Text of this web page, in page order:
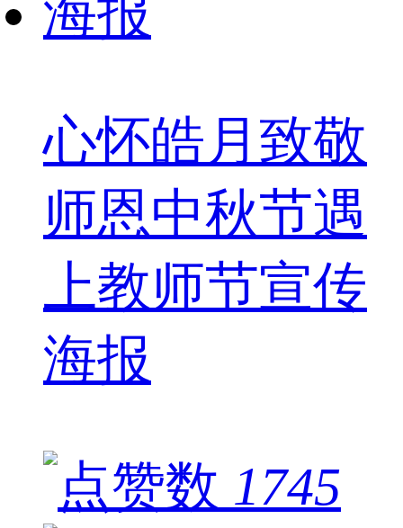
心怀皓月致敬
师恩中秋节遇
上教师节宣传
海报
1745